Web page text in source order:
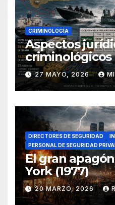
CRIMINOLOGÍA
Aspectos
criminológicos
lucha contra
en el sur de
27 MAYO, 2026
DIRECTORES DE SEGURIDAD
PERSONAL DE SEGURIDAD
El gran
York (1977)
20 MARZO, 2026